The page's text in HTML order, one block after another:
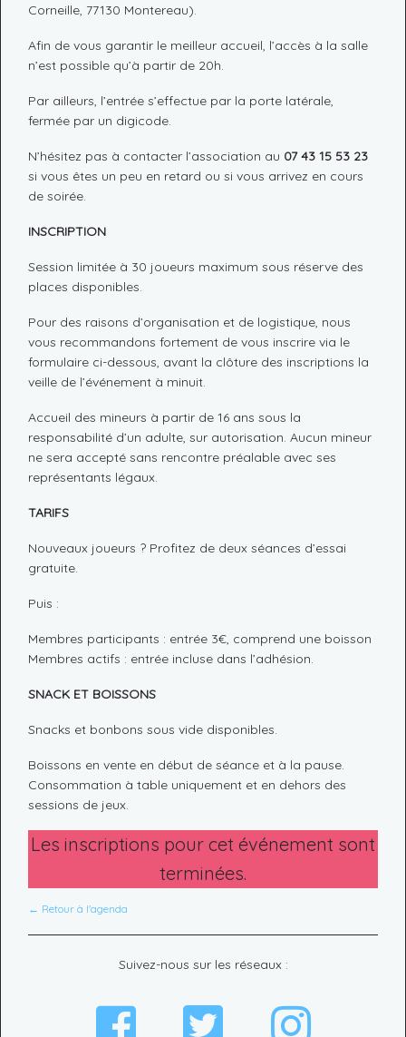
Corneille, 77130 Montereau).
Afin de vous garantir le meilleur accueil, l’accès à la salle
n’est possible qu’à partir de 20h.
Par ailleurs, l’entrée s’effectue par la porte latérale,
fermée par un digicode.
N’hésitez pas à contacter l’association au 07 43 15 53 23
si vous êtes un peu en retard ou si vous arrivez en cours
de soirée.
INSCRIPTION
Session limitée à 30 joueurs maximum sous réserve des
places disponibles.
Pour des raisons d’organisation et de logistique, nous
vous recommandons fortement de vous inscrire via le
formulaire ci-dessous, avant la clôture des inscriptions la
veille de l’événement à minuit.
Accueil des mineurs à partir de 16 ans sous la
responsabilité d’un adulte, sur autorisation. Aucun mineur
ne sera accepté sans rencontre préalable avec ses
représentants légaux.
TARIFS
Nouveaux joueurs ? Profitez de deux séances d’essai
gratuite.
Puis :
Membres participants : entrée 3€, comprend une boisson
Membres actifs : entrée incluse dans l’adhésion.
SNACK ET BOISSONS
Snacks et bonbons sous vide disponibles.
Boissons en vente en début de séance et à la pause.
Consommation à table uniquement et en dehors des
sessions de jeux.
Les inscriptions pour cet événement sont
terminées.
← Retour à l'agenda
Suivez-nous sur les réseaux :